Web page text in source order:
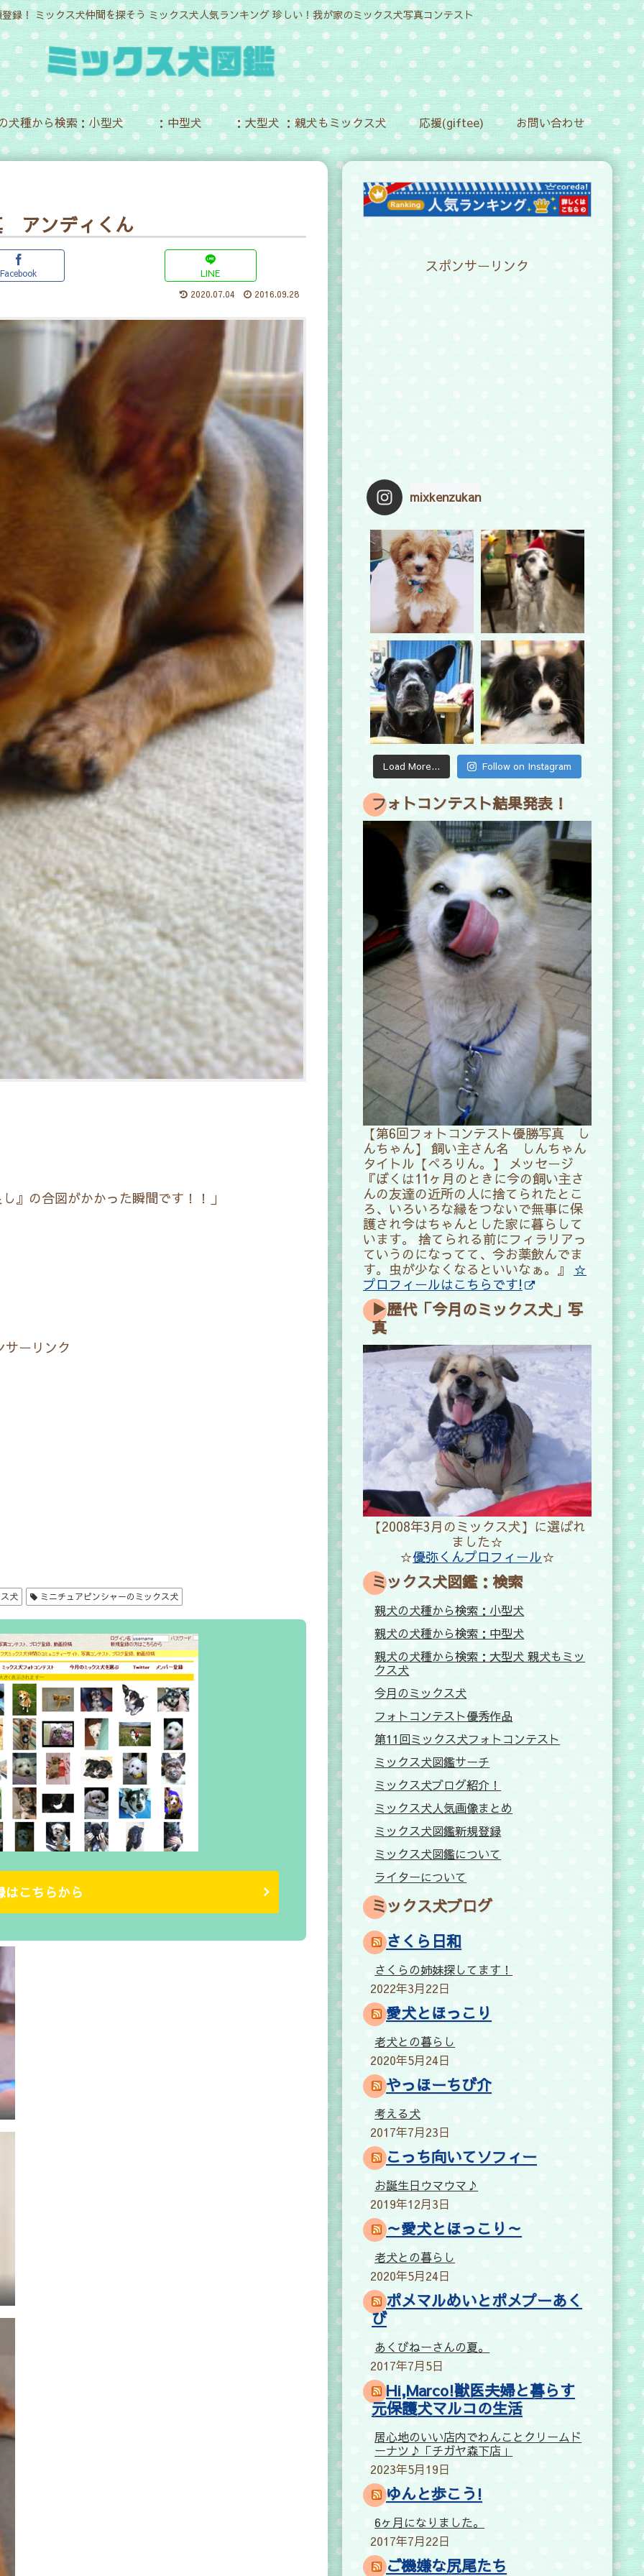
録！ ミックス犬仲間を探そう ミックス犬人気ランキング 珍しい！我が家のミックス犬写真コンテスト
犬種から検索：小型犬 ：中型犬 ：大型犬 ：親犬もミックス犬 応援(giftee) お問い合わせ
アンディくん
Facebook LINE
2020.07.04 2016.09.28
』の合図がかかった瞬間です！！」
サーリンク
犬 ミニチュアピンシャーのミックス犬
はこちらから
スポンサーリンク
mixkenzukan
Load More... Follow on Instagram
フォトコンテスト結果発表！
【第6回フォトコンテスト優勝写真 し
んちゃん】 飼い主さん名 しんちゃん
タイトル【ぺろりん。】 メッセージ
『ぼくは11ヶ月のときに今の飼い主さ
んの友達の近所の人に捨てられたとこ
ろ、いろいろな縁をつないで無事に保
護され今はちゃんとした家に暮らして
います。 捨てられる前にフィラリアっ
ていうのになってて、今お薬飲んでま
す。虫が少なくなるといいなぁ。』 ☆
プロフィールはこちらです!
▶歴代「今月のミックス犬」写
真
【2008年3月のミックス犬】に選ばれ
ました☆
☆優弥くんプロフィール☆
ミックス犬図鑑：検索
親犬の犬種から検索：小型犬
親犬の犬種から検索：中型犬
親犬の犬種から検索：大型犬 親犬もミッ
クス犬
今月のミックス犬
フォトコンテスト優秀作品
第11回ミックス犬フォトコンテスト
ミックス犬図鑑サーチ
ミックス犬ブログ紹介！
ミックス犬人気画像まとめ
ミックス犬図鑑新規登録
ミックス犬図鑑について
ライターについて
ミックス犬ブログ
さくら日和
さくらの姉妹探してます！
2022年3月22日
愛犬とほっこり
老犬との暮らし
2020年5月24日
やっほーちび介
考える犬
2017年7月23日
こっち向いてソフィー
お誕生日ウマウマ♪
2019年12月3日
～愛犬とほっこり～
老犬との暮らし
2020年5月24日
ポメマルめいとポメプーあく
び
あくびねーさんの夏。
2017年7月5日
Hi,Marco!獣医夫婦と暮らす
元保護犬マルコの生活
居心地のいい店内でわんことクリームド
ーナツ♪「チガヤ森下店」
2023年5月19日
ゆんと歩こう!
6ヶ月になりました。
2017年7月22日
ご機嫌な尻尾たち